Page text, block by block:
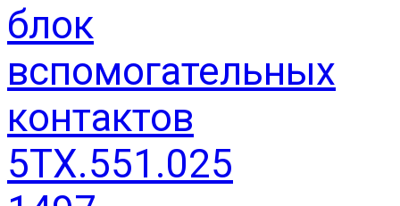
блок
вспомогательных
контактов
5ТХ.551.025